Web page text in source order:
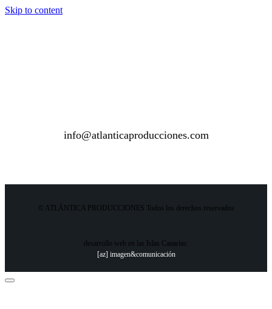
Skip to content
info@atlanticaproducciones.com
© ATLÁNTICA PRODUCCIONES Todos los derechos reservados
desarrollo web en las Islas Canarias:
[az] imagen&comunicación